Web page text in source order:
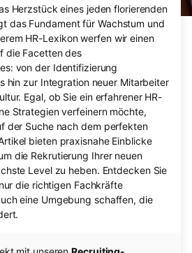
Herzstück eines jeden florierenden
das Fundament für Wachstum und
HR-Lexikon werfen wir einen
die Facetten des
von der Identifizierung
hin zur Integration neuer Mitarbeiter
Egal, ob Sie ein erfahrener HR-
Strategien verfeinern möchte,
der Suche nach dem perfekten
bieten praxisnahe Einblicke
die Rekrutierung Ihrer neuen
Level zu heben. Entdecken Sie
die richtigen Fachkräfte
eine Umgebung schaffen, die